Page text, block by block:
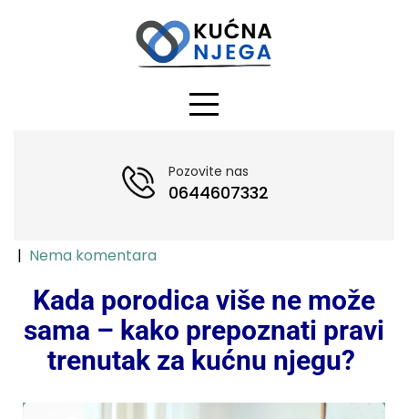
Pozovite nas
0644607332
| Nema komentara
Kada porodica više ne može
sama – kako prepoznati pravi
trenutak za kućnu njegu?